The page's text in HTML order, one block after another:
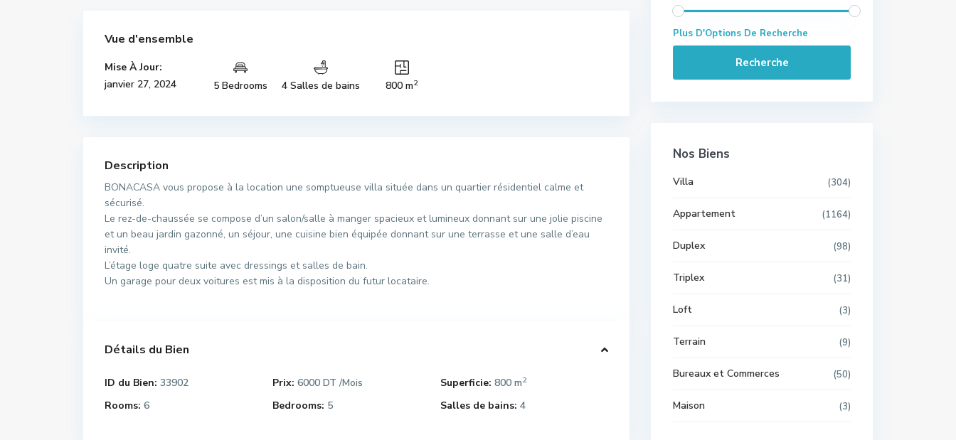
Vue d'ensemble
Mise À Jour:
janvier 27, 2024
5 Bedrooms 4 Salles de bains 800 m2
Description
BONACASA vous propose à la location une somptueuse villa située dans un quartier résidentiel calme et
sécurisé.
Le rez-de-chaussée se compose d’un salon/salle à manger spacieux et lumineux donnant sur une jolie piscine
et un beau jardin gazonné, un séjour, une cuisine bien équipée donnant sur une terrasse et une salle d’eau
invité.
L’étage loge quatre suite avec dressings et salles de bain.
Un garage pour deux voitures est mis à la disposition du futur locataire.
Détails du Bien
ID du Bien: 33902 Prix: 6000 DT /Mois Superficie: 800 m2
Rooms: 6 Bedrooms: 5 Salles de bains: 4
Plus D'Options De Recherche
Recherche
Nos Biens
Villa (304)
Appartement (1164)
Duplex (98)
Triplex (31)
Loft (3)
Terrain (9)
Bureaux et Commerces (50)
Maison (3)